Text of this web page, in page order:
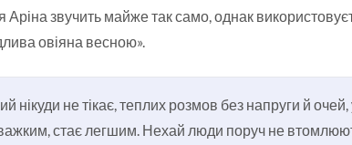
Аріна звучить майже так само, однак
овіяна весною».
нікуди не тікає, теплих розмов без напруги й
стає легшим. Нехай люди поруч не